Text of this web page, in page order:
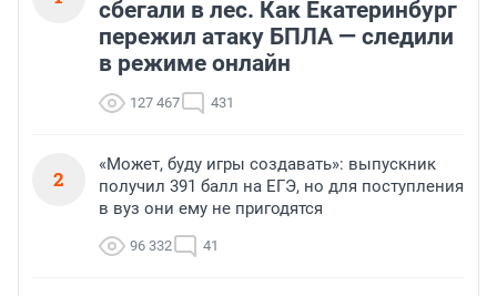
сбегали в лес. Как Екатеринбург
пережил атаку БПЛА — следили
в режиме онлайн
127 467 431
2
«Может, буду игры создавать»: выпускник
получил 391 балл на ЕГЭ, но для поступления
в вуз они ему не пригодятся
96 332 41